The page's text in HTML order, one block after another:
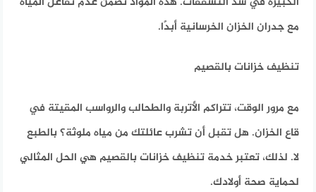
مع جدران الخزان الخرسانية أبدًا.
تنظيف خزانات بالقصيم
مع مرور الوقت، تتراكم الأتربة والطحالب والرواسب المقيتة في
قاع الخزان. هل تقبل أن تشرب عائلتك من مياه ملوثة؟ بالطبع
لا. لذلك، تعتبر خدمةتنظيف خزانات بالقصيم هي الحل المثالي
لحماية صحة أولادك.